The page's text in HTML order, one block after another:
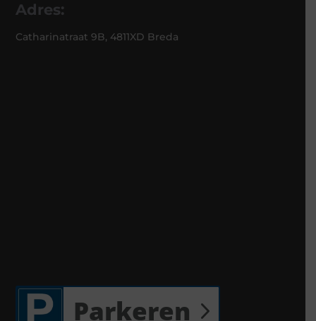
Adres:
Catharinatraat 9B, 4811XD Breda
Parkeren